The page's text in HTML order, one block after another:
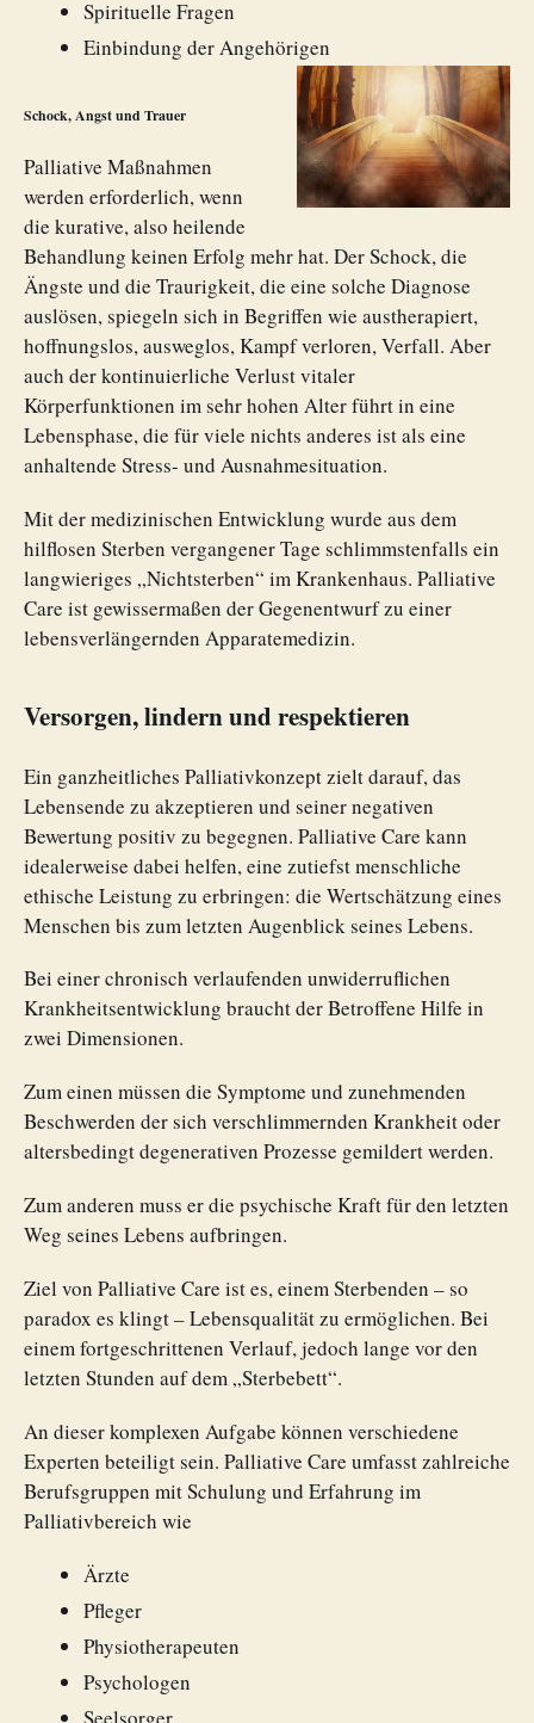
Spirituelle Fragen
Einbindung der Angehörigen
Schock, Angst und Trauer
Palliative Maßnahmen
werden erforderlich, wenn
die kurative, also heilende
Behandlung keinen Erfolg mehr hat. Der Schock, die
Ängste und die Traurigkeit, die eine solche Diagnose
auslösen, spiegeln sich in Begriffen wie austherapiert,
hoffnungslos, ausweglos, Kampf verloren, Verfall. Aber
auch der kontinuierliche Verlust vitaler
Körperfunktionen im sehr hohen Alter führt in eine
Lebensphase, die für viele nichts anderes ist als eine
anhaltende Stress- und Ausnahmesituation.
Mit der medizinischen Entwicklung wurde aus dem
hilflosen Sterben vergangener Tage schlimmstenfalls ein
langwieriges „Nichtsterben“ im Krankenhaus. Palliative
Care ist gewissermaßen der Gegenentwurf zu einer
lebensverlängernden Apparatemedizin.
Versorgen, lindern und respektieren
Ein ganzheitliches Palliativkonzept zielt darauf, das
Lebensende zu akzeptieren und seiner negativen
Bewertung positiv zu begegnen. Palliative Care kann
idealerweise dabei helfen, eine zutiefst menschliche
ethische Leistung zu erbringen: die Wertschätzung eines
Menschen bis zum letzten Augenblick seines Lebens.
Bei einer chronisch verlaufenden unwiderruflichen
Krankheitsentwicklung braucht der Betroffene Hilfe in
zwei Dimensionen.
Zum einen müssen die Symptome und zunehmenden
Beschwerden der sich verschlimmernden Krankheit oder
altersbedingt degenerativen Prozesse gemildert werden.
Zum anderen muss er die psychische Kraft für den letzten
Weg seines Lebens aufbringen.
Ziel von Palliative Care ist es, einem Sterbenden – so
paradox es klingt – Lebensqualität zu ermöglichen. Bei
einem fortgeschrittenen Verlauf, jedoch lange vor den
letzten Stunden auf dem „Sterbebett“.
An dieser komplexen Aufgabe können verschiedene
Experten beteiligt sein. Palliative Care umfasst zahlreiche
Berufsgruppen mit Schulung und Erfahrung im
Palliativbereich wie
Ärzte
Pfleger
Physiotherapeuten
Psychologen